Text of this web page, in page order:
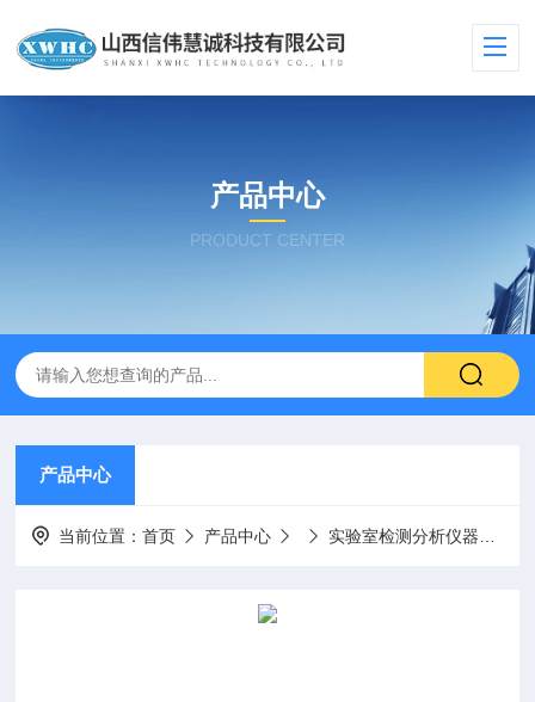
产品中心
PRODUCT CENTER
产品中心
当前位置：首页 产品中心 实验室检测分析仪器